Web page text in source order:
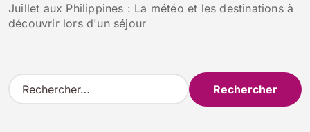
Juillet aux Philippines : La météo et les destinations à
découvrir lors d'un séjour
R
e